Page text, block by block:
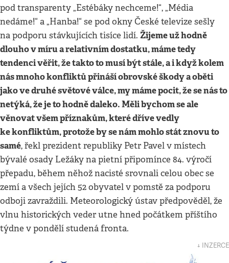
pod transparenty „Estébáky nechceme!“, „Média
nedáme!“ a „Hanba!“ se pod okny České televize sešly
na podporu stávkujících tisíce lidí. Žijeme už hodně
dlouho v míru a relativním dostatku, máme tedy
tendenci věřit, že takto to musí být stále, a i když kolem
nás mnoho konfliktů přináší obrovské škody a oběti
jako ve druhé světové válce, my máme pocit, že se nás to
netýká, že je to hodně daleko. Měli bychom se ale
věnovat všem příznakům, které dříve vedly
ke konfliktům, protože by se nám mohlo stát znovu to
samé, řekl prezident republiky Petr Pavel v místech
bývalé osady Ležáky na pietní připomínce 84. výročí
přepadu, během něhož nacisté srovnali celou obec se
zemí a všech jejích 52 obyvatel v pomstě za podporu
odboji zavraždili. Meteorologický ústav předpověděl, že
vlnu historických veder utne hned počátkem příštího
týdne v pondělí studená fronta.
↓ INZERCE